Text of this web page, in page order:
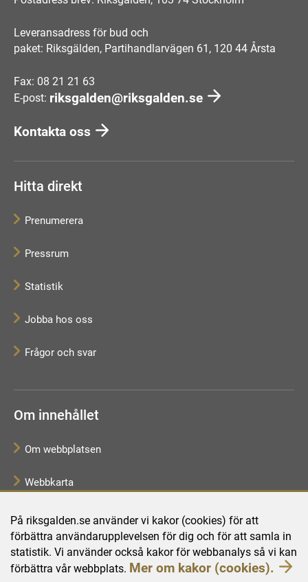
På riksgalden.se använder vi kakor (cookies) för att
förbättra användarupplevelsen för dig och för att samla in
statistik. Vi använder också kakor för webbanalys så vi kan
förbättra vår webbplats. Mer om kakor (cookies).
Leveransadress för bud och
paket: Riksgälden, Partihandlarvägen 61, 120 44 Årsta
Fax: 08 21 21 63
E-post: riksgalden@riksgalden.se
Kontakta oss
Hitta direkt
Prenumerera
Pressrum
Statistik
Jobba hos oss
Frågor och svar
Om innehållet
Om webbplatsen
Webbkarta
Tillgänglighetsredogörelse
Behandling av personuppgifter